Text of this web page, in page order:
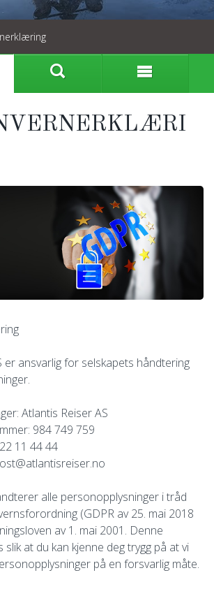
er ansvarlig for selskapets håndtering
Atlantis Reiser AS
984 749 759
11 44 44
alle personopplysninger i tråd
(GDPR av 25. mai 2018
av 1. mai 2001. Denne
at du kan kjenne deg trygg på at vi
på en forsvarlig måte.